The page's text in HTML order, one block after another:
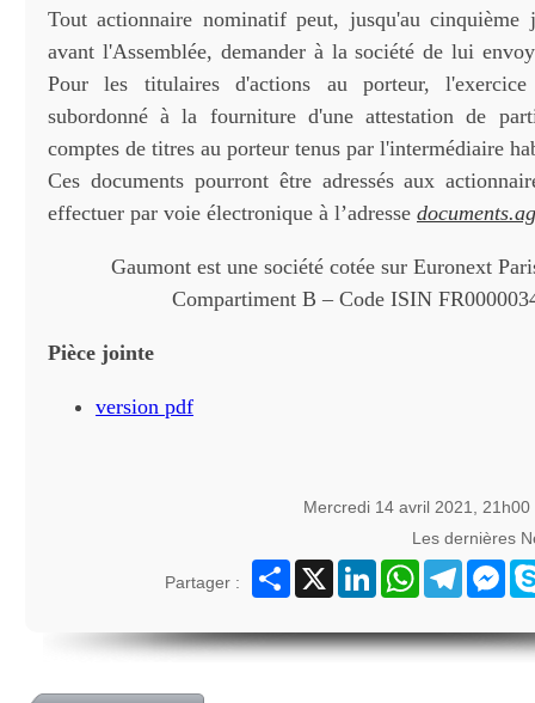
Tout actionnaire nominatif peut, jusqu'au cinquième
avant l'Assemblée, demander à la société de lui
Pour les titulaires d'actions au porteur,
subordonné à la fourniture d'une attestation de
comptes de titres au porteur tenus par l'intermédiaire
Ces documents pourront être adressés aux
effectuer par voie électronique à l’adresse
Gaumont est une société cotée sur Euronext
Compartiment B – Code ISIN
Pièce jointe
version pdf
Mercredi 14 avril 2021,
Les dernières
Partager :
Partager
X LinkedInWhatsAppTelegram